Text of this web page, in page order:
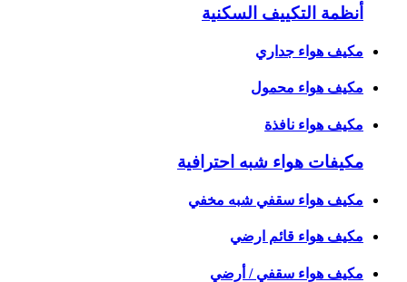
أنظمة التكييف السكنية
مكيف هواء جداري
مكيف هواء محمول
مكيف هواء نافذة
مكيفات هواء شبه احترافية
مكيف هواء سقفي شبه مخفي
مكيف هواء قائم ارضي
مكيف هواء سقفي / أرضي